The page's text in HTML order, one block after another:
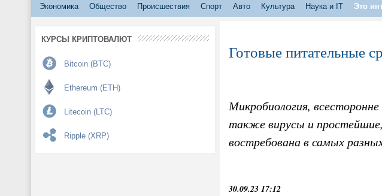
Экономика Общество Происшествия Спорт Авто Культура Наука и IT Это
КУРСЫ КРИПТОВАЛЮТ
Bitcoin (BTC)
Ethereum (ETH)
Litecoin (LTC)
Ripple (XRP)
Готовые питательные
Микробиология,
также вирусы и простейшие,
востребована в самых
30.09.23 17:12